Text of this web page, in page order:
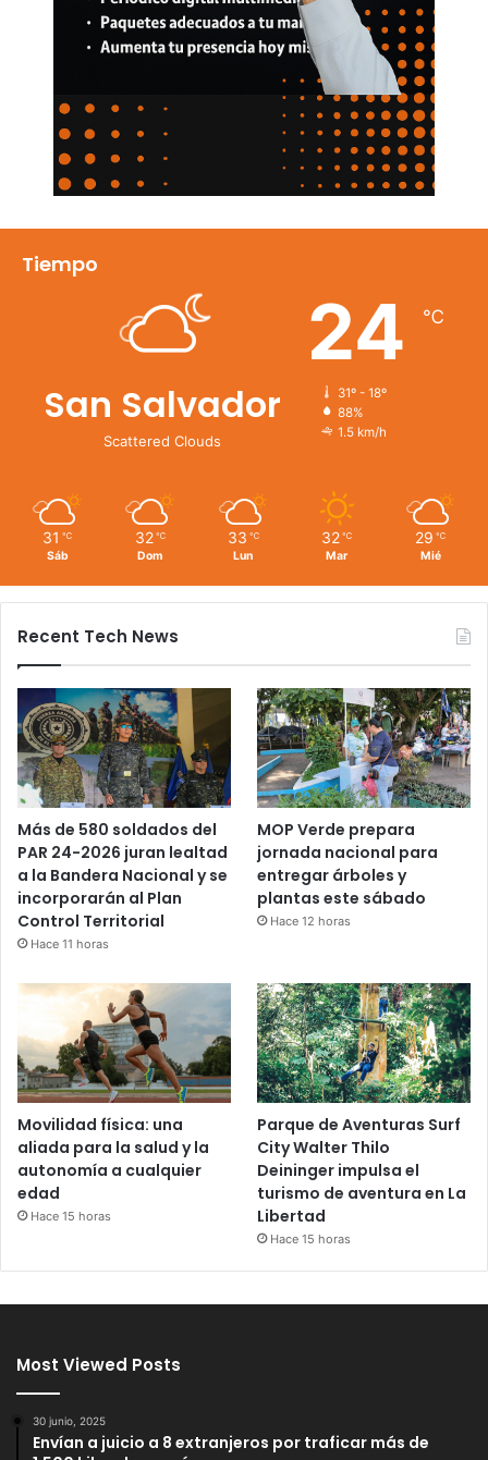
Tiempo
San Salvador
Scattered Clouds
24 ℃
31º - 18º
88%
1.5 km/h
31 ℃
Sáb
32 ℃
Dom
33 ℃
Lun
32 ℃
Mar
29 ℃
Mié
Recent Tech News
Más de 580 soldados del
PAR 24-2026 juran lealtad
a la Bandera Nacional y se
incorporarán al Plan
Control Territorial
Hace 11 horas
MOP Verde prepara
jornada nacional para
entregar árboles y
plantas este sábado
Hace 12 horas
Movilidad física: una
aliada para la salud y la
autonomía a cualquier
edad
Hace 15 horas
Parque de Aventuras Surf
City Walter Thilo
Deininger impulsa el
turismo de aventura en La
Libertad
Hace 15 horas
Most Viewed Posts
30 junio, 2025
Envían a juicio a 8 extranjeros por traficar más de